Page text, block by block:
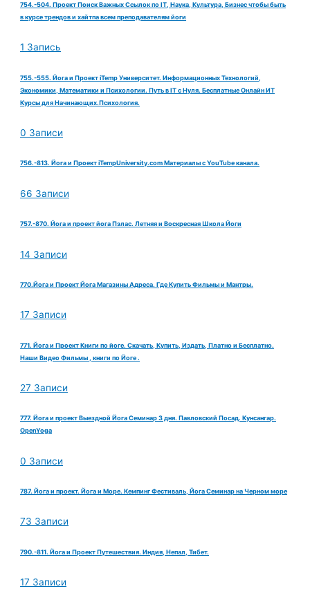
754.-504. Проект Поиск Важных Ссылок по IT, Наука, Культура, Бизнес чтобы быть
в курсе трендов и хайтпа всем преподавателям йоги
1 Запись
755.-555. Йога и Проект iTemp Университет. Информационных Технологий,
Экономики, Математики и Психологии. Путь в IT с Нуля. Бесплатные Онлайн ИТ
Курсы для Начинающих.Психология.
0 Записи
756.-813. Йога и Проект iTempUniversity.com Материалы с YouTube канала.
66 Записи
757.-870. Йога и проект йога Пэлас. Летняя и Воскресная Школа Йоги
14 Записи
770.Йога и Проект Йога Магазины Адреса. Где Купить Фильмы и Мантры.
17 Записи
771. Йога и Проект Книги по йоге. Скачать, Купить, Издать, Платно и Бесплатно.
Наши Видео Фильмы , книги по Йоге .
27 Записи
777. Йога и проект Выездной Йога Семинар 3 дня. Павловский Посад. Кунсангар.
OpenYoga
0 Записи
787. Йога и проект. Йога и Море. Кемпинг Фестиваль, Йога Семинар на Черном море
73 Записи
790.-811. Йога и Проект Путешествия. Индия, Непал, Тибет.
17 Записи